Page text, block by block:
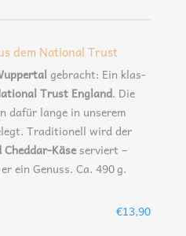
dem National Trust
gebracht: Ein klas­
Trust Eng­land. Die
dafür lan­ge in unse­rem
Tra­di­tio­nell wird der
Käseser­viert –
ein Genuss. Ca. 490 g.
€13,90